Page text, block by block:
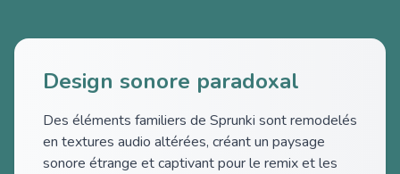
Design sonore paradoxal
Des éléments familiers de Sprunki sont remodelés
en textures audio altérées, créant un paysage
sonore étrange et captivant pour le remix et les